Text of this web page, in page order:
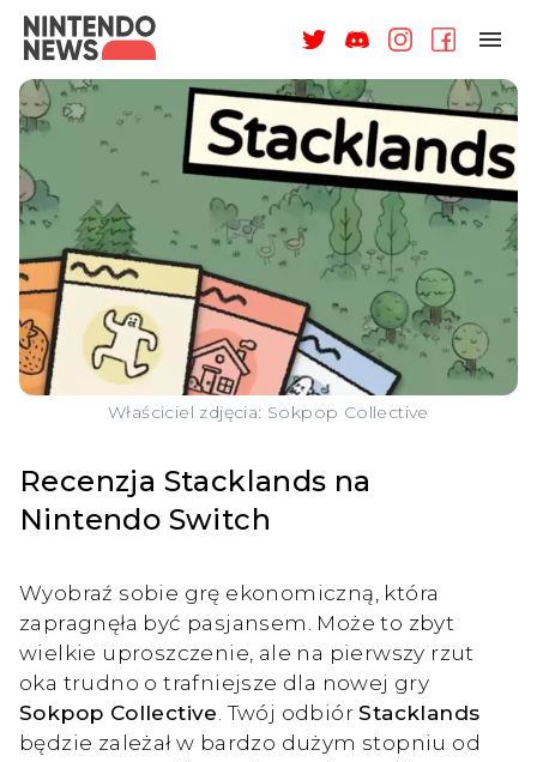
NAGRODY
RECENZJE
ARTYKUŁY
WSPARCIE
O NAS
ZALOGUJ
Właściciel zdjęcia: Sokpop Collective
Recenzja Stacklands na
Nintendo Switch
Wyobraź sobie grę ekonomiczną, która
zapragnęła być pasjansem. Może to zbyt
wielkie uproszczenie, ale na pierwszy rzut
oka trudno o trafniejsze dla nowej gry
Sokpop Collective . Twój odbiórStacklands
będzie zależał w bardzo dużym stopniu od